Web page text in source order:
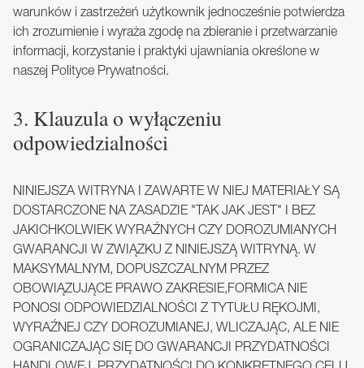
warunków i zastrzeżeń użytkownik jednocześnie potwierdza
ich zrozumienie i wyraża zgodę na zbieranie i przetwarzanie
informacji, korzystanie i praktyki ujawniania określone w
naszej Polityce Prywatności.
3. Klauzula o wyłączeniu
odpowiedzialności
NINIEJSZA WITRYNA I ZAWARTE W NIEJ MATERIAŁY SĄ
DOSTARCZONE NA ZASADZIE "TAK JAK JEST" I BEZ
JAKICHKOLWIEK WYRAŹNYCH CZY DOROZUMIANYCH
GWARANCJI W ZWIĄZKU Z NINIEJSZĄ WITRYNĄ. W
MAKSYMALNYM, DOPUSZCZALNYM PRZEZ
OBOWIĄZUJĄCE PRAWO ZAKRESIE,FORMICA NIE
PONOSI ODPOWIEDZIALNOŚCI Z TYTUŁU RĘKOJMI,
WYRAŹNEJ CZY DOROZUMIANEJ, WLICZAJĄC, ALE NIE
OGRANICZAJĄC SIĘ DO GWARANCJI PRZYDATNOŚCI